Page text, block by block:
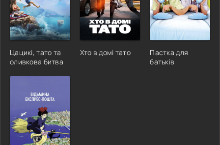
Цацикі, тато та
оливкова битва
Хто в домі тато
Пастка для
батьків